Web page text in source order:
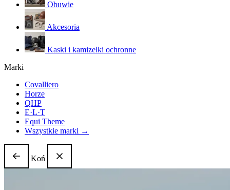
Obuwie
Akcesoria
Kaski i kamizelki ochronne
Marki
Covalliero
Horze
QHP
E·L·T
Equi Theme
Wszystkie marki →
Koń